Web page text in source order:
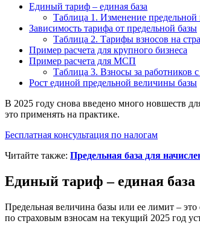
Единый тариф – единая база
Таблица 1. Изменение
Зависимость тарифа от предельной базы
Таблица 2. Тарифы взносов на
Пример расчета для крупного бизнеса
Пример расчета для МСП
Таблица 3. Взносы за работников
Рост единой предельной величины базы
В 2025 году снова введено много новшеств
это применять на практике.
Бесплатная консультация по налогам
Читайте также: Предельная база для
Единый тариф – единая база
Предельная величина базы или ее лимит –
по страховым взносам на текущий 2025 год